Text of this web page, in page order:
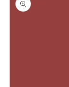
information